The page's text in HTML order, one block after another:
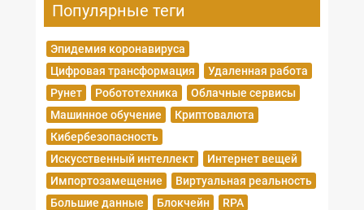
Популярные теги
Эпидемия коронавируса
Цифровая трансформация
Удаленная работа
Рунет
Робототехника
Облачные сервисы
Машинное обучение
Криптовалюта
Кибербезопасность
Искусственный интеллект
Интернет вещей
Импортозамещение
Виртуальная реальность
Большие данные
Блокчейн
RPA